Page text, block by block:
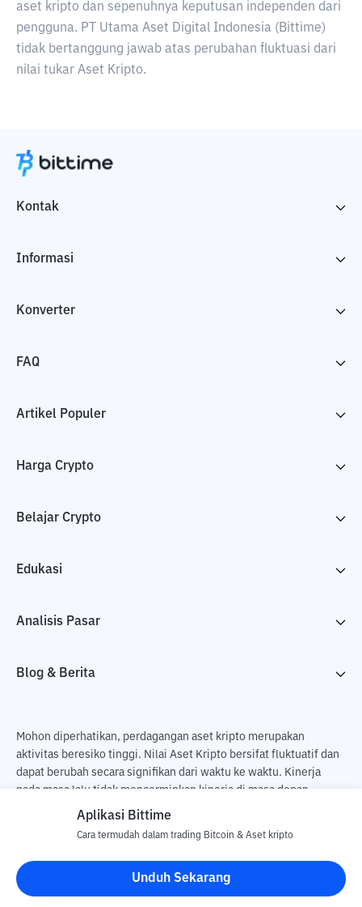
aset kripto dan sepenuhnya keputusan independen dari
pengguna. PT Utama Aset Digital Indonesia (Bittime)
tidak bertanggung jawab atas perubahan fluktuasi dari
nilai tukar Aset Kripto.
Kontak
Informasi
Konverter
FAQ
Artikel Populer
Harga Crypto
Belajar Crypto
Edukasi
Analisis Pasar
Blog & Berita
Mohon diperhatikan, perdagangan aset kripto merupakan
aktivitas beresiko tinggi. Nilai Aset Kripto bersifat fluktuatif dan
dapat berubah secara signifikan dari waktu ke waktu. Kinerja
pada masa lalu tidak mencerminkan kinerja di masa depan.
Terdapat risiko kehilangan sebagai dampak dari membeli dan
pengguna. PT Utama Aset Digital Indonesia (Bittime) tidak
bertanggung jawab atas perubahan fluktuasi dari nilai tukar Aset
Kripto.
Aplikasi Bittime
Cara termudah dalam trading Bitcoin & Aset kripto
Unduh Sekarang